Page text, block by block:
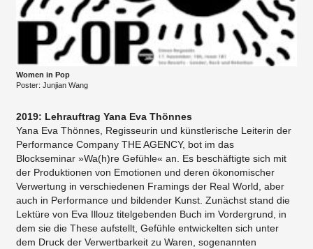
Women in Pop
Poster: Junjian Wang
2019: Lehrauftrag Yana Eva Thönnes
Yana Eva Thönnes, Regisseurin und künstlerische Leiterin der
Performance Company THE AGENCY, bot im das
Blockseminar »Wa(h)re Gefühle« an. Es beschäftigte sich mit
der Produktionen von Emotionen und deren ökonomischer
Verwertung in verschiedenen Framings der Real World, aber
auch in Performance und bildender Kunst. Zunächst stand die
Lektüre von Eva Illouz titelgebenden Buch im Vordergrund, in
dem sie die These aufstellt, Gefühle entwickelten sich unter
dem Druck der Verwertbarkeit zu Waren, sogenannten